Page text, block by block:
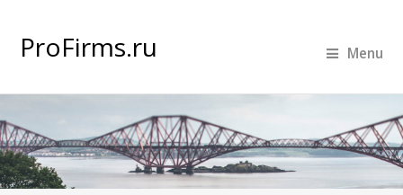
ProFirms.ru Menu